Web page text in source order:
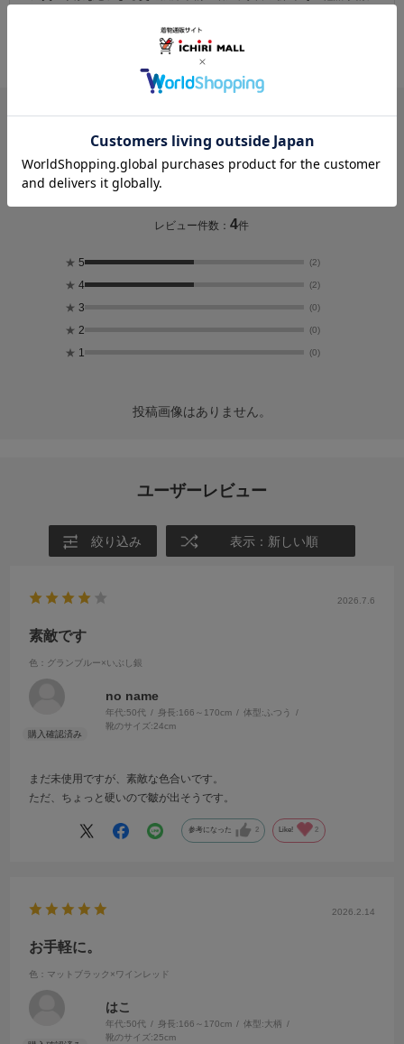
（※上記理由によりご指定の時間帯にお届けができない場合、配送業者か
らお客様へのご連絡はおこなっておりません。）
レビュー
レビュー件数：4件
★ 5 (2)
★ 4 (2)
★ 3 (0)
★ 2 (0)
★ 1 (0)
投稿画像はありません。
ユーザーレビュー
絞り込み 表示：新しい順
2026.7.6
素敵です
色：グランブルー×いぶし銀
no name
年代:50代 身長:166～170cm 体型: ふつう
靴のサイズ:24cm
まだ未使用ですが、素敵な色合いです。
ただ、ちょっと硬いので皺が出そうです。
参考になった 2 Like! 2
2026.2.14
お手軽に。
色：マットブラック×ワインレッド
はこ
年代:50代 身長:166～170cm 体型:大柄
靴のサイズ:25cm